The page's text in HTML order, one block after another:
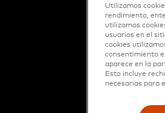
Utilizamos
rendimiento,
utilizamos
usuarios en el
cookies
consentimiento
aparece en la
Esto incluye
necesarias para